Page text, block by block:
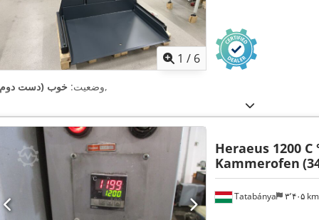
1 / 6
وضعیت: خوب (دست ,
Tatabánya ۳٬۴۰۵ km
Heraeus 1200 C
Kammerofen